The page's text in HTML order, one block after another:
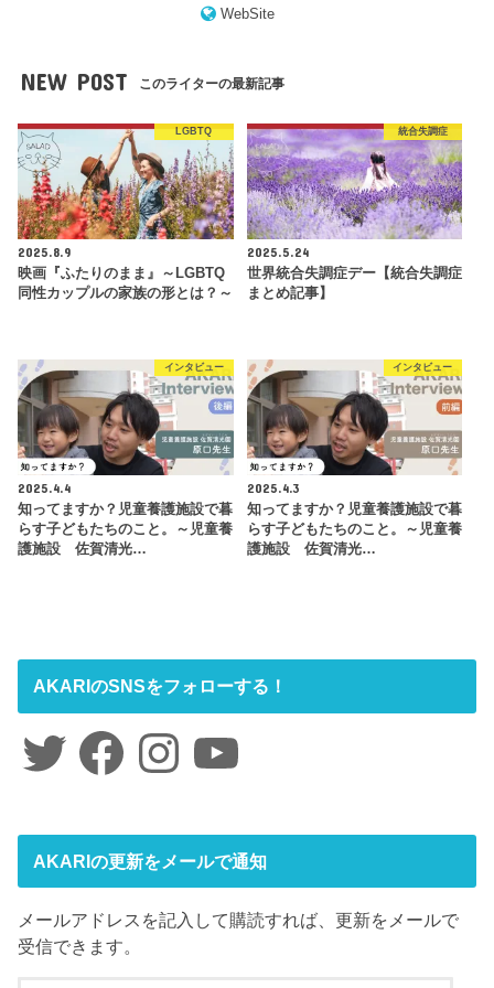
WebSite
NEW POST このライターの最新記事
LGBTQ
2025.8.9
映画『ふたりのまま』～LGBTQ
同性カップルの家族の形とは？～
統合失調症
2025.5.24
世界統合失調症デー【統合失調症
まとめ記事】
インタビュー
2025.4.4
知ってますか？児童養護施設で暮
らす子どもたちのこと。～児童養
護施設 佐賀清光…
インタビュー
2025.4.3
知ってますか？児童養護施設で暮
らす子どもたちのこと。～児童養
護施設 佐賀清光…
AKARIのSNSをフォローする！
Twitter FacebookInstagramYouTube
AKARIの更新をメールで通知
メールアドレスを記入して購読すれば、更新をメールで
受信できます。